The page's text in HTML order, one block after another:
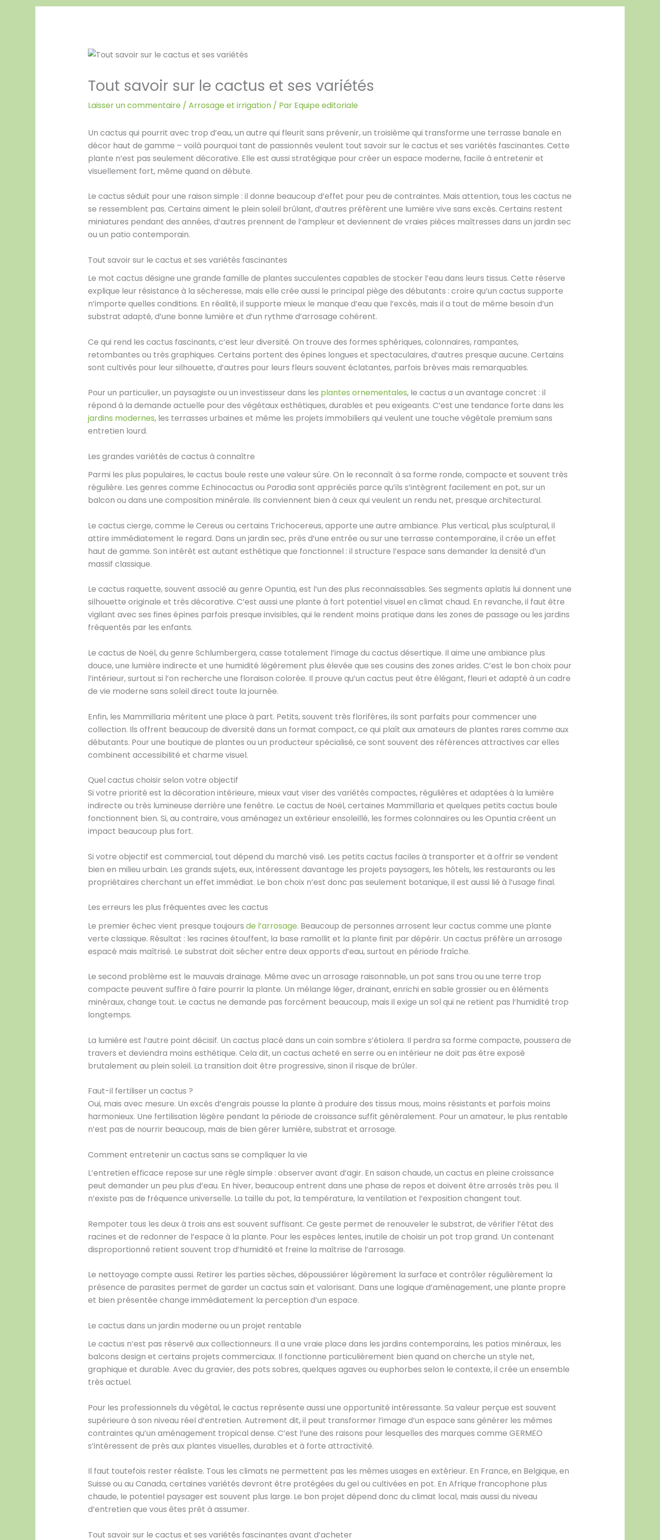
Tout savoir sur le cactus et ses variétés
Laisser un commentaire / Arrosage et irrigation/ Par Equipe editoriale
Un cactus qui pourrit avec trop d’eau, un autre qui fleurit sans prévenir, un troisième qui transforme une terrasse banale en
décor haut de gamme – voilà pourquoi tant de passionnés veulent tout savoir sur le cactus et ses variétés fascinantes. Cette
plante n’est pas seulement décorative. Elle est aussi stratégique pour créer un espace moderne, facile à entretenir et
visuellement fort, même quand on débute.
Le cactus séduit pour une raison simple : il donne beaucoup d’effet pour peu de contraintes. Mais attention, tous les cactus ne
se ressemblent pas. Certains aiment le plein soleil brûlant, d’autres préfèrent une lumière vive sans excès. Certains restent
miniatures pendant des années, d’autres prennent de l’ampleur et deviennent de vraies pièces maîtresses dans un jardin sec
ou un patio contemporain.
Tout savoir sur le cactus et ses variétés fascinantes
Le mot cactus désigne une grande famille de plantes succulentes capables de stocker l’eau dans leurs tissus. Cette réserve
explique leur résistance à la sécheresse, mais elle crée aussi le principal piège des débutants : croire qu’un cactus supporte
n’importe quelles conditions. En réalité, il supporte mieux le manque d’eau que l’excès, mais il a tout de même besoin d’un
substrat adapté, d’une bonne lumière et d’un rythme d’arrosage cohérent.
Ce qui rend les cactus fascinants, c’est leur diversité. On trouve des formes sphériques, colonnaires, rampantes,
retombantes ou très graphiques. Certains portent des épines longues et spectaculaires, d’autres presque aucune. Certains
sont cultivés pour leur silhouette, d’autres pour leurs fleurs souvent éclatantes, parfois brèves mais remarquables.
Pour un particulier, un paysagiste ou un investisseur dans les plantes ornementales, le cactus a un avantage concret : il
répond à la demande actuelle pour des végétaux esthétiques, durables et peu exigeants. C’est une tendance forte dans les
jardins modernes, les terrasses urbaines et même les projets immobiliers qui veulent une touche végétale premium sans
entretien lourd.
Les grandes variétés de cactus à connaître
Parmi les plus populaires, le cactus boule reste une valeur sûre. On le reconnaît à sa forme ronde, compacte et souvent très
régulière. Les genres comme Echinocactus ou Parodia sont appréciés parce qu’ils s’intègrent facilement en pot, sur un
balcon ou dans une composition minérale. Ils conviennent bien à ceux qui veulent un rendu net, presque architectural.
Le cactus cierge, comme le Cereus ou certains Trichocereus, apporte une autre ambiance. Plus vertical, plus sculptural, il
attire immédiatement le regard. Dans un jardin sec, près d’une entrée ou sur une terrasse contemporaine, il crée un effet
haut de gamme. Son intérêt est autant esthétique que fonctionnel : il structure l’espace sans demander la densité d’un
massif classique.
Le cactus raquette, souvent associé au genre Opuntia, est l’un des plus reconnaissables. Ses segments aplatis lui donnent une
silhouette originale et très décorative. C’est aussi une plante à fort potentiel visuel en climat chaud. En revanche, il faut être
vigilant avec ses fines épines parfois presque invisibles, qui le rendent moins pratique dans les zones de passage ou les jardins
fréquentés par les enfants.
Le cactus de Noël, du genre Schlumbergera, casse totalement l’image du cactus désertique. Il aime une ambiance plus
douce, une lumière indirecte et une humidité légèrement plus élevée que ses cousins des zones arides. C’est le bon choix pour
l’intérieur, surtout si l’on recherche une floraison colorée. Il prouve qu’un cactus peut être élégant, fleuri et adapté à un cadre
de vie moderne sans soleil direct toute la journée.
Enfin, les Mammillaria méritent une place à part. Petits, souvent très florifères, ils sont parfaits pour commencer une
collection. Ils offrent beaucoup de diversité dans un format compact, ce qui plaît aux amateurs de plantes rares comme aux
débutants. Pour une boutique de plantes ou un producteur spécialisé, ce sont souvent des références attractives car elles
combinent accessibilité et charme visuel.
Quel cactus choisir selon votre objectif
Si votre priorité est la décoration intérieure, mieux vaut viser des variétés compactes, régulières et adaptées à la lumière
indirecte ou très lumineuse derrière une fenêtre. Le cactus de Noël, certaines Mammillaria et quelques petits cactus boule
fonctionnent bien. Si, au contraire, vous aménagez un extérieur ensoleillé, les formes colonnaires ou les Opuntia créent un
impact beaucoup plus fort.
Si votre objectif est commercial, tout dépend du marché visé. Les petits cactus faciles à transporter et à offrir se vendent
bien en milieu urbain. Les grands sujets, eux, intéressent davantage les projets paysagers, les hôtels, les restaurants ou les
propriétaires cherchant un effet immédiat. Le bon choix n’est donc pas seulement botanique, il est aussi lié à l’usage final.
Les erreurs les plus fréquentes avec les cactus
Le premier échec vient presque toujours de l’arrosage. Beaucoup de personnes arrosent leur cactus comme une plante
verte classique. Résultat : les racines étouffent, la base ramollit et la plante finit par dépérir. Un cactus préfère un arrosage
espacé mais maîtrisé. Le substrat doit sécher entre deux apports d’eau, surtout en période fraîche.
Le second problème est le mauvais drainage. Même avec un arrosage raisonnable, un pot sans trou ou une terre trop
compacte peuvent suffire à faire pourrir la plante. Un mélange léger, drainant, enrichi en sable grossier ou en éléments
minéraux, change tout. Le cactus ne demande pas forcément beaucoup, mais il exige un sol qui ne retient pas l’humidité trop
longtemps.
La lumière est l’autre point décisif. Un cactus placé dans un coin sombre s’étiolera. Il perdra sa forme compacte, poussera de
travers et deviendra moins esthétique. Cela dit, un cactus acheté en serre ou en intérieur ne doit pas être exposé
brutalement au plein soleil. La transition doit être progressive, sinon il risque de brûler.
Faut-il fertiliser un cactus ?
Oui, mais avec mesure. Un excès d’engrais pousse la plante à produire des tissus mous, moins résistants et parfois moins
harmonieux. Une fertilisation légère pendant la période de croissance suffit généralement. Pour un amateur, le plus rentable
n’est pas de nourrir beaucoup, mais de bien gérer lumière, substrat et arrosage.
Comment entretenir un cactus sans se compliquer la vie
L’entretien efficace repose sur une règle simple : observer avant d’agir. En saison chaude, un cactus en pleine croissance
peut demander un peu plus d’eau. En hiver, beaucoup entrent dans une phase de repos et doivent être arrosés très peu. Il
n’existe pas de fréquence universelle. La taille du pot, la température, la ventilation et l’exposition changent tout.
Rempoter tous les deux à trois ans est souvent suffisant. Ce geste permet de renouveler le substrat, de vérifier l’état des
racines et de redonner de l’espace à la plante. Pour les espèces lentes, inutile de choisir un pot trop grand. Un contenant
disproportionné retient souvent trop d’humidité et freine la maîtrise de l’arrosage.
Le nettoyage compte aussi. Retirer les parties sèches, dépoussiérer légèrement la surface et contrôler régulièrement la
présence de parasites permet de garder un cactus sain et valorisant. Dans une logique d’aménagement, une plante propre
et bien présentée change immédiatement la perception d’un espace.
Le cactus dans un jardin moderne ou un projet rentable
Le cactus n’est pas réservé aux collectionneurs. Il a une vraie place dans les jardins contemporains, les patios minéraux, les
balcons design et certains projets commerciaux. Il fonctionne particulièrement bien quand on cherche un style net,
graphique et durable. Avec du gravier, des pots sobres, quelques agaves ou euphorbes selon le contexte, il crée un ensemble
très actuel.
Pour les professionnels du végétal, le cactus représente aussi une opportunité intéressante. Sa valeur perçue est souvent
supérieure à son niveau réel d’entretien. Autrement dit, il peut transformer l’image d’un espace sans générer les mêmes
contraintes qu’un aménagement tropical dense. C’est l’une des raisons pour lesquelles des marques comme GERMEO
s’intéressent de près aux plantes visuelles, durables et à forte attractivité.
Il faut toutefois rester réaliste. Tous les climats ne permettent pas les mêmes usages en extérieur. En France, en Belgique, en
Suisse ou au Canada, certaines variétés devront être protégées du gel ou cultivées en pot. En Afrique francophone plus
chaude, le potentiel paysager est souvent plus large. Le bon projet dépend donc du climat local, mais aussi du niveau
d’entretien que vous êtes prêt à assumer.
Tout savoir sur le cactus et ses variétés fascinantes avant d’acheter